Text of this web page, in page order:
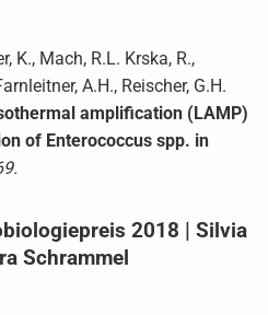
K., Mach, R.L. Krska, R.,
A.H., Reischer, G.H.
amplification (LAMP)
of Enterococcus spp. in
2018 | Silvia
Schrammel